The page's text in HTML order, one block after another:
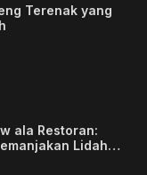
Terenak yang
ala Restoran:
Lidah